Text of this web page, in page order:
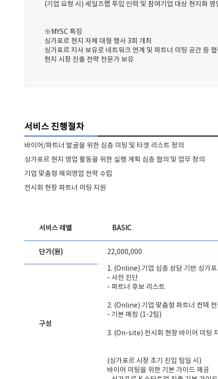
(기업 요청 시) 세일즈랩 투입 인력 및 참여기업 대상 현지화
※MYSC 특징
싱가포르 현지 자체 대형 행사 3회 개최
싱가포르 지사 보유로 네트워크 연계 및 파트너 미팅 공간 등
현지 시장 진출 전략 전문가 보유
서비스 진행절차
바이어/파트너 발굴을 위한 심층 미팅 및 타겟 리스트 정의
싱가포르 현지 영업 활동을 위한 실행 계획 심층 협의 및 업무 정의
기업 맞춤형 해외영업 전략 수립
전시회 현장 파트너 미팅 지원
서비스 레벨 BASIC
단가(원) 22,000,000
구성
1. (Online) 기업 심층 상담 기반 싱가
- 사전 진단
- 파트너 후보 리스트
2. (Online) 기업 맞춤형 파트너 컨텍
- 기본 매칭 (1-2팀)
3. (On-site) 전시회 현장 바이어 미팅
(싱가포르 시장 초기 진입 팀일 시)
바이어 미팅을 위한 기본 가이드 제공